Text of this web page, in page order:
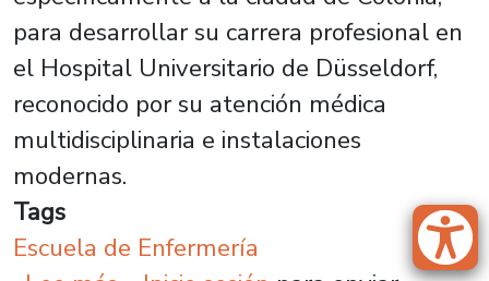
para desarrollar su carrera profesional en
el Hospital Universitario de Düsseldorf,
reconocido por su atención médica
multidisciplinaria e instalaciones
modernas.
Tags
Escuela de Enfermería